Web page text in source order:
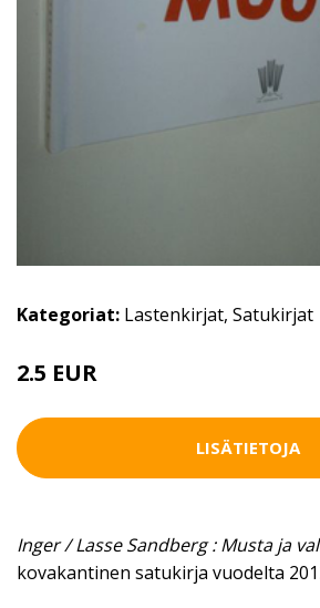
Kategoriat: Lastenkirjat, Satukirjat
2.5 EUR
LISÄTIETOJA
Inger / Lasse Sandberg : Musta ja
kovakantinen satukirja vuodelta